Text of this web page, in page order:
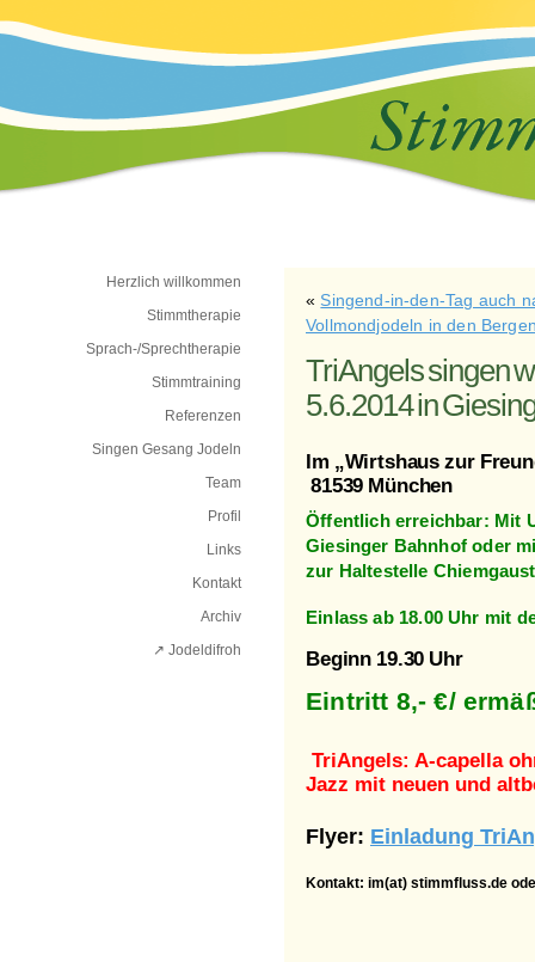
Herzlich willkommen
Stimmtherapie
Sprach-/Sprechtherapie
Stimmtraining
Referenzen
Singen Gesang Jodeln
Team
Profil
Links
Kontakt
Archiv
↗ Jodeldifroh︎
« Singend-in-den-Tag auch
Vollmondjodeln in den
TriAngels singen
5.6.2014 in
Im „Wirtshaus zur
81539 München
Öffentlich erreichbar: Mit
Giesinger Bahnhofoder
zur Haltestelle
Einlass ab 18.00 Uhr mit
Beginn 19.30 Uhr
Eintritt 8,- €/
TriAngels: A-capella
Jazz mit neuen und
Flyer: Einladung
Kontakt: im(at) stimmfluss.de